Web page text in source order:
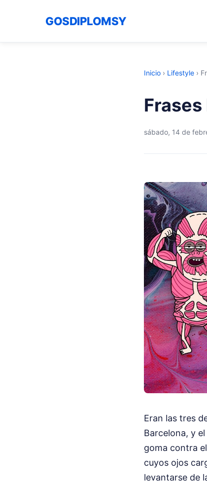
GOSDIPLOMSY
Inicio › Lifestyle ›
sábado, 14 de
Eran las tres
Barcelona, y
goma contra
cuyos ojos
levantarse de